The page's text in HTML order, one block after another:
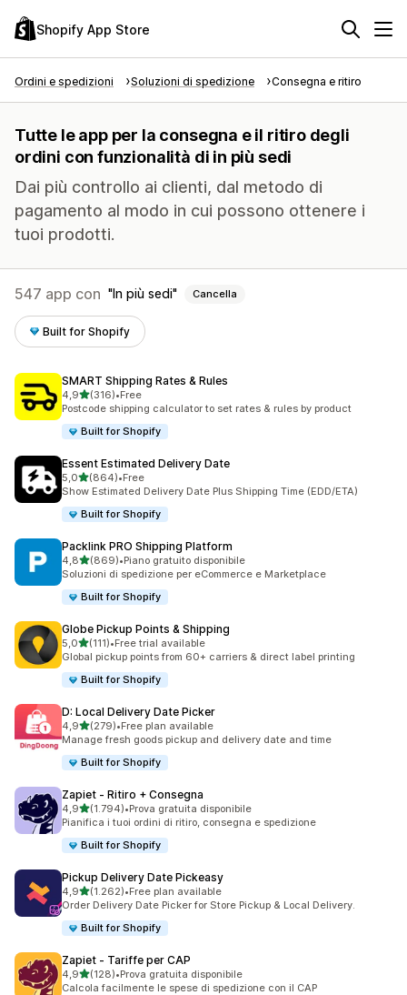
Shopify App Store
Ordini e spedizioni Soluzioni di spedizione Consegna e ritiro
Tutte le app per la consegna e il ritiro degli
ordini con funzionalità di in più sedi
Dai più controllo ai clienti, dal metodo di
pagamento al modo in cui possono ottenere i
tuoi prodotti.
547 app con In più sedi Cancella
Built for Shopify
SMART Shipping Rates & Rules
4,9stelle su 5
(316)
316 recensioni totali
•Free
Postcode shipping calculator to set rates & rules by product
Built for Shopify
Essent Estimated Delivery Date
5,0stelle su 5
(864)
864 recensioni totali
•Free
Show Estimated Delivery Date Plus Shipping Time (EDD/ETA)
Built for Shopify
Packlink PRO Shipping Platform
4,8stelle su 5
(869)
869 recensioni totali
•Piano gratuito disponibile
Soluzioni di spedizione per eCommerce e Marketplace
Built for Shopify
Globe Pickup Points & Shipping
5,0stelle su 5
(111)
111 recensioni totali
•Free trial available
Global pickup points from 60+ carriers & direct label printing
Built for Shopify
D: Local Delivery Date Picker
4,9stelle su 5
(279)
279 recensioni totali
•Free plan available
Manage fresh goods pickup and delivery date and time
Built for Shopify
Zapiet ‑ Ritiro + Consegna
4,9stelle su 5
(1.794)
1794 recensioni totali
•Prova gratuita disponibile
Pianifica i tuoi ordini di ritiro, consegna e spedizione
Built for Shopify
Pickup Delivery Date Pickeasy
4,9stelle su 5
(1.262)
1262 recensioni totali
•Free plan available
Order Delivery Date Picker for Store Pickup & Local Delivery.
Built for Shopify
Zapiet ‑ Tariffe per CAP
4,9stelle su 5
(128)
128 recensioni totali
•Prova gratuita disponibile
Calcola facilmente le spese di spedizione con il CAP